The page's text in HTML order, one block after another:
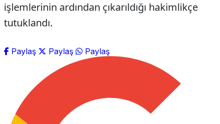
işlemlerinin ardından çıkarıldığı hakimlikçe
tutuklandı.
Paylaş Paylaş Paylaş